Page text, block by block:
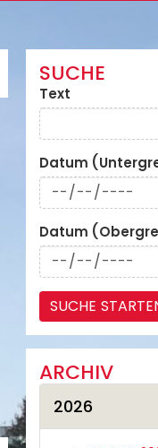
SUCHE
Text
Datum
Datum
ARCHIV
2026